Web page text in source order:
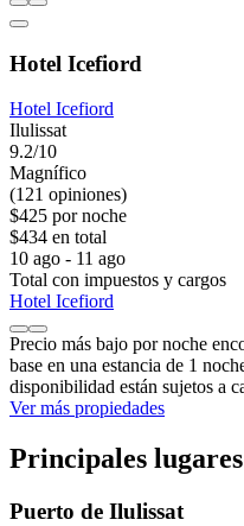
Hotel Icefiord
Hotel Icefiord
Ilulissat
9.2/10
Magnífico
(121 opiniones)
$425 por noche
$434 en total
10 ago - 11 ago
Total con impuestos y cargos
Hotel Icefiord
Precio más bajo por noche
base en una estancia de 1
disponibilidad están sujetos a
Ver más propiedades
Principales
Puerto de Ilulissat